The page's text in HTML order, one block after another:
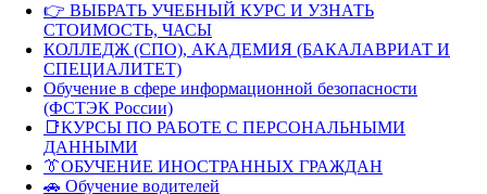
👉 ВЫБРАТЬ УЧЕБНЫЙ КУРС И УЗНАТЬ
СТОИМОСТЬ, ЧАСЫ
КОЛЛЕДЖ (СПО), АКАДЕМИЯ (БАКАЛАВРИАТ И
СПЕЦИАЛИТЕТ)
Обучение в сфере информационной безопасности
(ФСТЭК России)
📑КУРСЫ ПО РАБОТЕ С ПЕРСОНАЛЬНЫМИ
ДАННЫМИ
👔ОБУЧЕНИЕ ИНОСТРАННЫХ ГРАЖДАН
🚗 Обучение водителей